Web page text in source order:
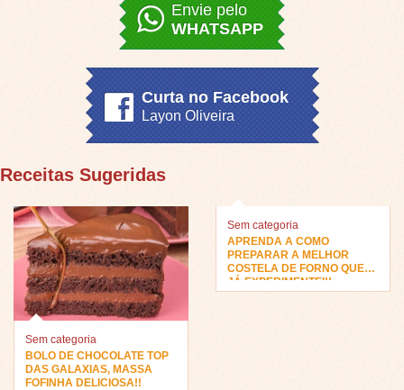
Envie pelo
WHATSAPP
Curta no Facebook
Layon Oliveira
Receitas Sugeridas
Sem categoria
BOLO DE CHOCOLATE TOP
DAS GALAXIAS, MASSA
FOFINHA DELICIOSA!!
Sem categoria
APRENDA A COMO
PREPARAR A MELHOR
COSTELA DE FORNO QUE
JÁ EXPERIMENTEI!!